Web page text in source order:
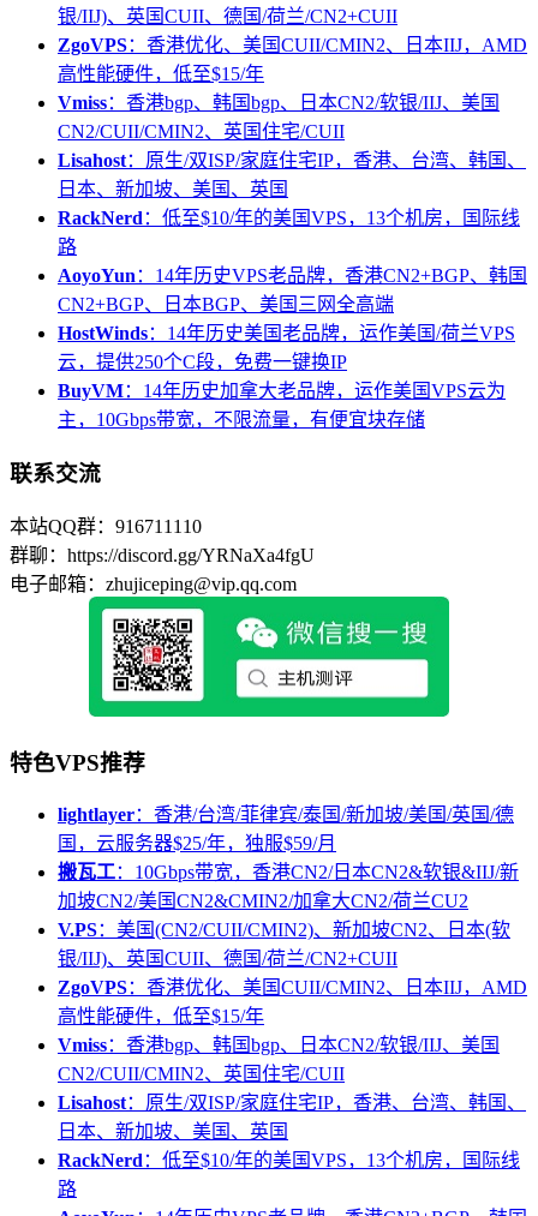
银/IIJ)、英国CUII、德国/荷兰/CN2+CUII
ZgoVPS：香港优化、美国CUII/CMIN2、日本IIJ，AMD
高性能硬件，低至$15/年
Vmiss：香港bgp、韩国bgp、日本CN2/软银/IIJ、美国
CN2/CUII/CMIN2、英国住宅/CUII
Lisahost：原生/双ISP/家庭住宅IP，香港、台湾、韩国、
日本、新加坡、美国、英国
RackNerd：低至$10/年的美国VPS，13个机房，国际线
路
AoyoYun：14年历史VPS老品牌，香港CN2+BGP、韩国
CN2+BGP、日本BGP、美国三网全高端
HostWinds：14年历史美国老品牌，运作美国/荷兰VPS
云，提供250个C段，免费一键换IP
BuyVM：14年历史加拿大老品牌，运作美国VPS云为
主，10Gbps带宽，不限流量，有便宜块存储
联系交流
本站QQ群：916711110
群聊：https://discord.gg/YRNaXa4fgU
电子邮箱：zhujiceping@vip.qq.com
特色VPS推荐
lightlayer：香港/台湾/菲律宾/泰国/新加坡/美国/英国/德
国，云服务器$25/年，独服$59/月
搬瓦工：10Gbps带宽，香港CN2/日本CN2&软银&IIJ/新
加坡CN2/美国CN2&CMIN2/加拿大CN2/荷兰CU2
V.PS：美国(CN2/CUII/CMIN2)、新加坡CN2、日本(软
银/IIJ)、英国CUII、德国/荷兰/CN2+CUII
ZgoVPS：香港优化、美国CUII/CMIN2、日本IIJ，AMD
高性能硬件，低至$15/年
Vmiss：香港bgp、韩国bgp、日本CN2/软银/IIJ、美国
CN2/CUII/CMIN2、英国住宅/CUII
Lisahost：原生/双ISP/家庭住宅IP，香港、台湾、韩国、
日本、新加坡、美国、英国
RackNerd ：低至$10/年的美国VPS，13个机房，国际线
路